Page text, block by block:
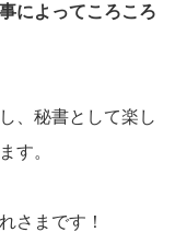
によってころころ
、秘書として楽し
す。
さまです！